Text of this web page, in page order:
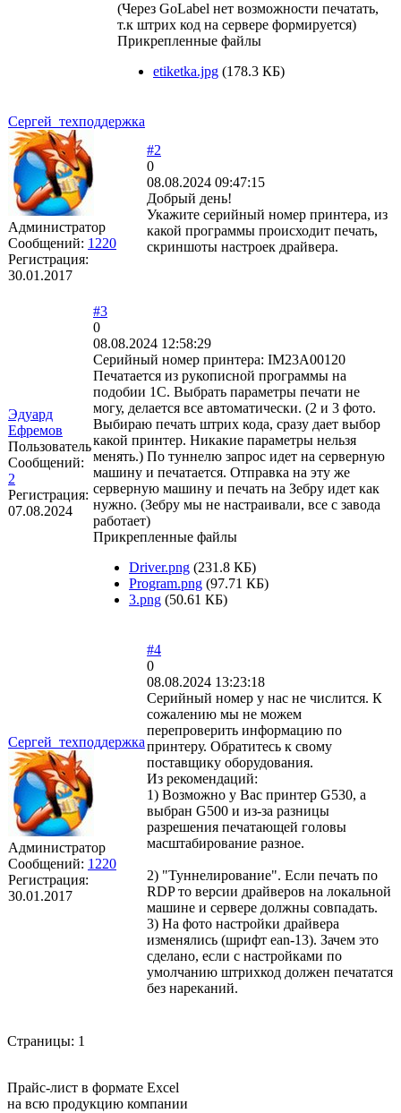
(Через GoLabel нет возможности печатать,
т.к штрих код на сервере формируется)
Прикрепленные файлы
etiketka.jpg (178.3 КБ)
Сергей_техподдержка
Администратор
Сообщений: 1220
Регистрация:
30.01.2017
#2
0
08.08.2024 09:47:15
Добрый день!
Укажите серийный номер принтера, из
какой программы происходит печать,
скриншоты настроек драйвера.
Эдуард
Ефремов
Пользователь
Сообщений:
2
Регистрация:
07.08.2024
#3
0
08.08.2024 12:58:29
Серийный номер принтера: IM23A00120
Печатается из рукописной программы на
подобии 1С. Выбрать параметры печати не
могу, делается все автоматически. (2 и 3 фото.
Выбираю печать штрих кода, сразу дает выбор
какой принтер. Никакие параметры нельзя
менять.) По туннелю запрос идет на серверную
машину и печатается. Отправка на эту же
серверную машину и печать на Зебру идет как
нужно. (Зебру мы не настраивали, все с завода
работает)
Прикрепленные файлы
Driver.png (231.8 КБ)
Program.png (97.71 КБ)
3.png (50.61 КБ)
Сергей_техподдержка
Администратор
Сообщений: 1220
Регистрация:
30.01.2017
#4
0
08.08.2024 13:23:18
Серийный номер у нас не числится. К
сожалению мы не можем
перепроверить информацию по
принтеру. Обратитесь к свому
поставщику оборудования.
Из рекомендаций:
1) Возможно у Вас принтер G530, а
выбран G500 и из-за разницы
разрешения печатающей головы
масштабирование разное.
2) "Туннелирование". Если печать по
RDP то версии драйверов на локальной
машине и сервере должны совпадать.
3) На фото настройки драйвера
изменялись (шрифт ean-13). Зачем это
сделано, если с настройками по
умолчанию штрихкод должен печататся
без нареканий.
Страницы: 1
Прайс-лист в формате Excel
на всю продукцию компании